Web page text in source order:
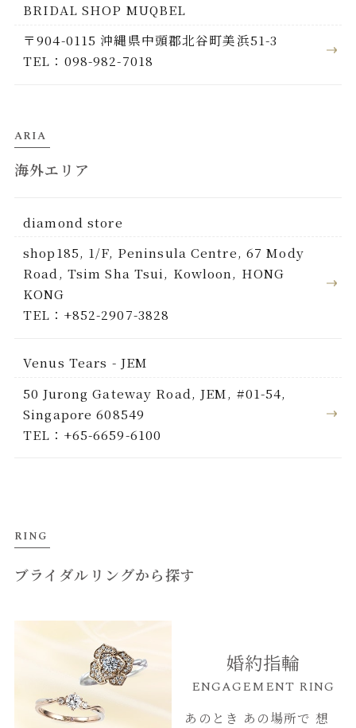
BRIDAL SHOP MUQBEL
〒904-0115 沖縄県中頭郡北谷町美浜51-3
TEL：098-982-7018
ARIA
海外エリア
diamond store
shop185, 1/F, Peninsula Centre, 67 Mody
Road, Tsim Sha Tsui, Kowloon, HONG
KONG
TEL：+852-2907-3828
Venus Tears - JEM
50 Jurong Gateway Road, JEM, #01-54,
Singapore 608549
TEL：+65-6659-6100
RING
ブライダルリングから探す
婚約指輪
ENGAGEMENT RING
あのとき あの場所で 想